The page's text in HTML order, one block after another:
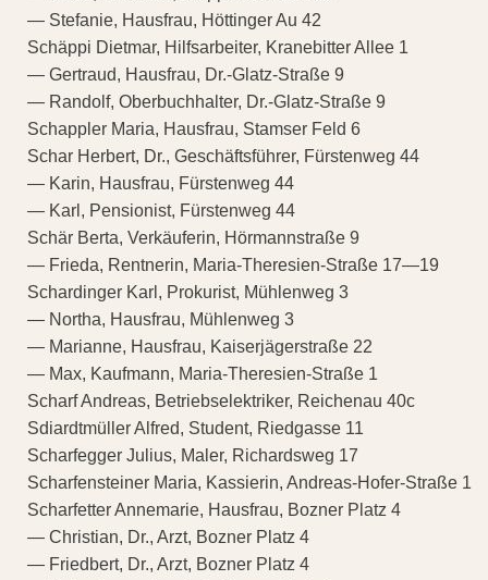
— Stefanie, Hausfrau, Höttinger Au 42
Schäppi Dietmar, Hilfsarbeiter, Kranebitter Allee 1
— Gertraud, Hausfrau, Dr.-Glatz-Straße 9
— Randolf, Oberbuchhalter, Dr.-Glatz-Straße 9
Schappler Maria, Hausfrau, Stamser Feld 6
Schar Herbert, Dr., Geschäftsführer, Fürstenweg 44
— Karin, Hausfrau, Fürstenweg 44
— Karl, Pensionist, Fürstenweg 44
Schär Berta, Verkäuferin, Hörmannstraße 9
— Frieda, Rentnerin, Maria-Theresien-Straße 17—19
Schardinger Karl, Prokurist, Mühlenweg 3
— Northa, Hausfrau, Mühlenweg 3
— Marianne, Hausfrau, Kaiserjägerstraße 22
— Max, Kaufmann, Maria-Theresien-Straße 1
Scharf Andreas, Betriebselektriker, Reichenau 40c
Sdiardtmüller Alfred, Student, Riedgasse 11
Scharfegger Julius, Maler, Richardsweg 17
Scharfensteiner Maria, Kassierin, Andreas-Hofer-Straße 1
Scharfetter Annemarie, Hausfrau, Bozner Platz 4
— Christian, Dr., Arzt, Bozner Platz 4
— Friedbert, Dr., Arzt, Bozner Platz 4